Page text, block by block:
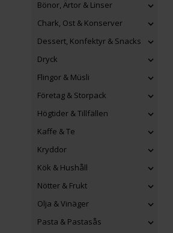
Bönor, Ärtor & Linser
Chark, Ost & Konserver
Dessert, Konfektyr & Snacks
Dryck
Flingor & Müsli
Företag & Storpack
Högtider & Tillfällen
Kaffe & Te
Kryddor
Kök & Hushåll
Nötter & Frukt
Olja & Vinäger
Pasta & Pastasås